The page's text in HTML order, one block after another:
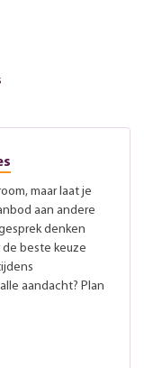
maar laat je
aan andere
denken
beste keuze
aandacht? Plan